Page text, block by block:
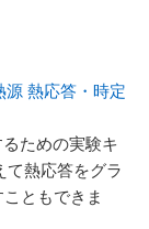
源 熱応答・時定
ための実験キ
て熱応答をグラ
ともできま